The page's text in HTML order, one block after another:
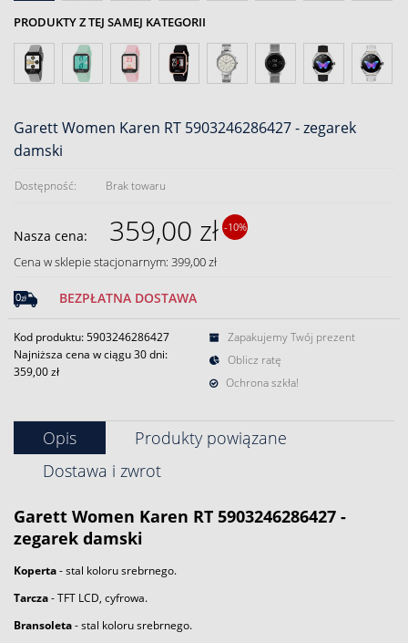
PRODUKTY Z TEJ SAMEJ KATEGORII
Garett Women Karen RT 5903246286427 - zegarek
damski
Dostępność: Brak towaru
Nasza cena: 359,00 zł -10%
Cena w sklepie stacjonarnym: 399,00 zł
BEZPŁATNA DOSTAWA
Kod produktu: 5903246286427
Najniższa cena w ciągu 30 dni:
359,00 zł
Zapakujemy Twój prezent
Oblicz ratę
Ochrona szkła!
Opis
Produkty powiązane
Dostawa i zwrot
Garett Women Karen RT 5903246286427 -
zegarek damski
Koperta- stal koloru srebrnego.
Tarcza- TFT LCD, cyfrowa.
Bransoleta- stal koloru srebrnego.